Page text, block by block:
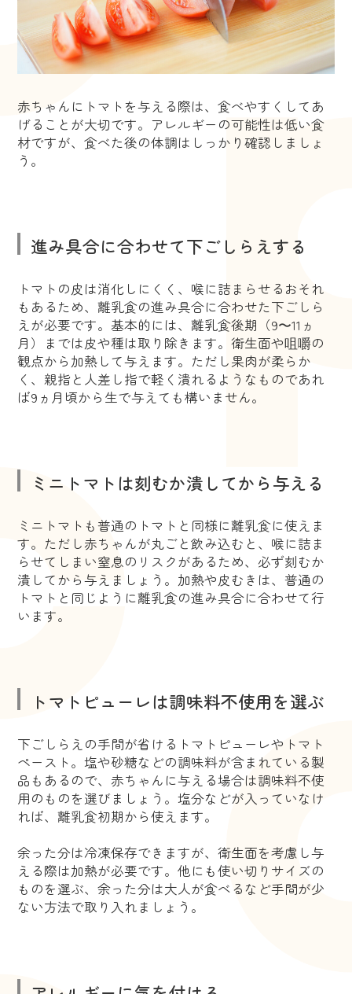
赤ちゃんにトマトを与える際は、食べやすくしてあ
げることが大切です。アレルギーの可能性は低い食
材ですが、食べた後の体調はしっかり確認しましょ
う。
進み具合に合わせて下ごしらえする
トマトの皮は消化しにくく、喉に詰まらせるおそれ
もあるため、離乳食の進み具合に合わせた下ごしら
えが必要です。基本的には、離乳食後期（9〜11ヵ
月）までは皮や種は取り除きます。衛生面や咀嚼の
観点から加熱して与えます。ただし果肉が柔らか
く、親指と人差し指で軽く潰れるようなものであれ
ば9ヵ月頃から生で与えても構いません。
ミニトマトは刻むか潰してから与える
ミニトマトも普通のトマトと同様に離乳食に使えま
す。ただし赤ちゃんが丸ごと飲み込むと、喉に詰ま
らせてしまい窒息のリスクがあるため、必ず刻むか
潰してから与えましょう。加熱や皮むきは、普通の
トマトと同じように離乳食の進み具合に合わせて行
います。
トマトピューレは調味料不使用を選ぶ
下ごしらえの手間が省けるトマトピューレやトマト
ペースト。塩や砂糖などの調味料が含まれている製
品もあるので、赤ちゃんに与える場合は調味料不使
用のものを選びましょう。塩分などが入っていなけ
れば、離乳食初期から使えます。
余った分は冷凍保存できますが、衛生面を考慮し与
える際は加熱が必要です。他にも使い切りサイズの
ものを選ぶ、余った分は大人が食べるなど手間が少
ない方法で取り入れましょう。